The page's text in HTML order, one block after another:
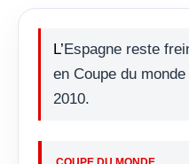
L’Espagne reste freinée par ses difficultés
en Coupe du
2010.